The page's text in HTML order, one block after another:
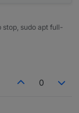
sudo apt full-
0